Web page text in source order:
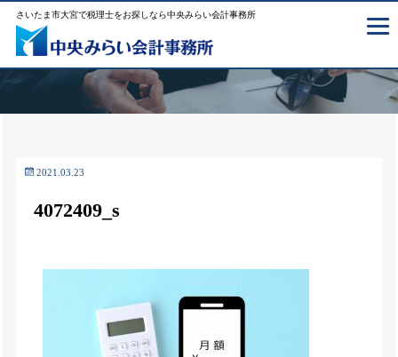
さいたま市大宮で税理士をお探しなら中央みらい会計事務所
2021.03.23
4072409_s